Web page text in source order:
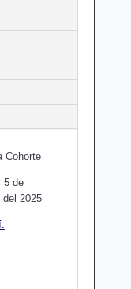
Cohorte
5 de
2025